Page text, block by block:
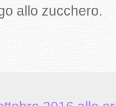
allo zucchero.